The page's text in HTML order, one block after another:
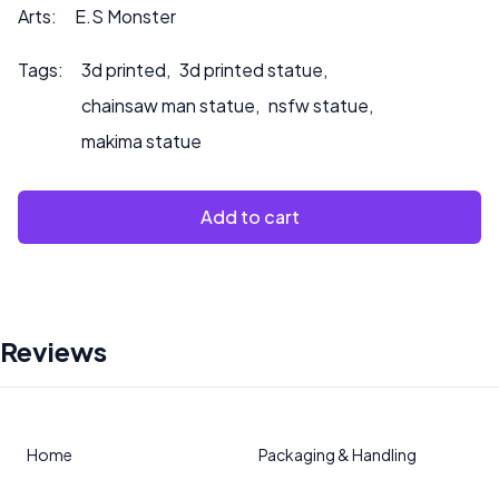
souhaitez que nous peignions le produit.
Arts: E.S Monster
Tags: 3d printed, 3d printed statue,
chainsaw man statue, nsfw statue,
makima statue
Add to cart
Reviews
Home Packaging & Handling